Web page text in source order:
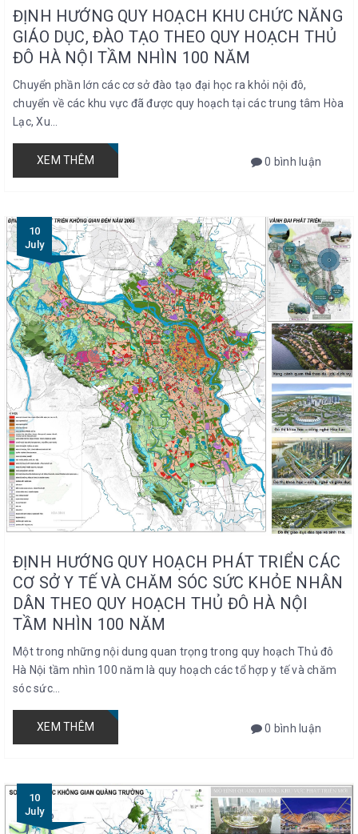
ĐỊNH HƯỚNG QUY HOẠCH KHU CHỨC NĂNG
GIÁO DỤC, ĐÀO TẠO THEO QUY HOẠCH THỦ
ĐÔ HÀ NỘI TẦM NHÌN 100 NĂM
Chuyển phần lớn các cơ sở đào tạo đại học ra khỏi nội đô,
chuyển về các khu vực đã được quy hoạch tại các trung tâm Hòa
Lạc, Xu...
XEM THÊM 0 bình luận
10
July
ĐỊNH HƯỚNG QUY HOẠCH PHÁT TRIỂN CÁC
CƠ SỞ Y TẾ VÀ CHĂM SÓC SỨC KHỎE NHÂN
DÂN THEO QUY HOẠCH THỦ ĐÔ HÀ NỘI
TẦM NHÌN 100 NĂM
Một trong những nội dung quan trọng trong quy hoạch Thủ đô
Hà Nội tầm nhìn 100 năm là quy hoạch các tổ hợp y tế và chăm
sóc sức...
XEM THÊM 0 bình luận
10
July